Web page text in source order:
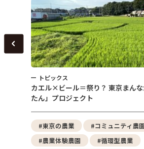
トピックス
女性農業経営者のホンネ！ ～東京
える「東京農村」６周年スペシャ
#都市農業
#都市農園
#アーバンファーミング
#地